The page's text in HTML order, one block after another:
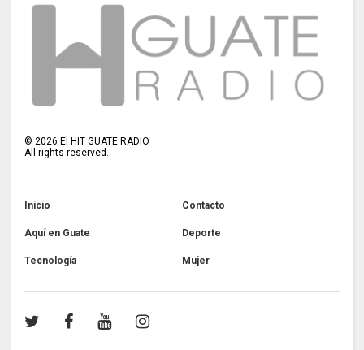
©2026 El HIT GUATE RADIO
All rights reserved.
Inicio Contacto
Aquí en Guate Deporte
Tecnología Mujer